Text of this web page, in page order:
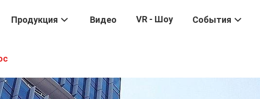
Продукция Видео VR - Шоу События